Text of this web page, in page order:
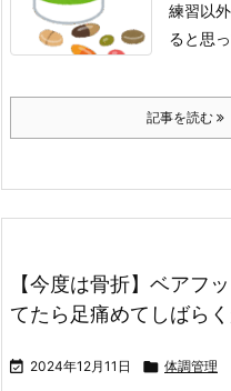
練習以
ると思
記事を読む
【今度は骨折】ベアフ
てたら足痛めてしばら
 2024年12月11日  体調管理